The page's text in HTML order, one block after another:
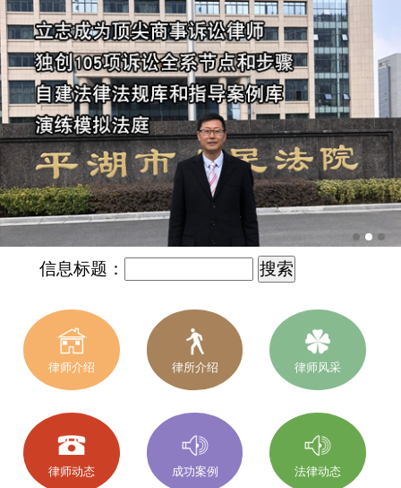
信息标题：
律师介绍 律所介绍 律师风采
律师动态 成功案例 法律动态